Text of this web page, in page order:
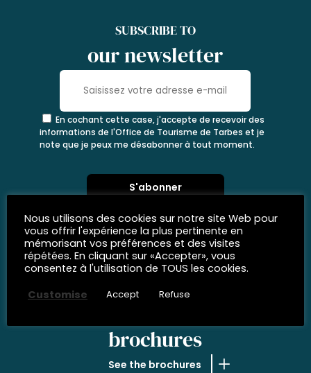
SUBSCRIBE TO
our newsletter
En cochant cette case, j'accepte de recevoir des
informations de l'Office de Tourisme de Tarbes et je
note que je peux me désabonner à tout moment.
brochures
See the brochures
Nous utilisons des cookies sur notre site Web pour
vous offrir l'expérience la plus pertinente en
mémorisant vos préférences et des visites
répétées. En cliquant sur «Accepter», vous
consentez à l'utilisation de TOUS les cookies.
Customise
Accept Refuse